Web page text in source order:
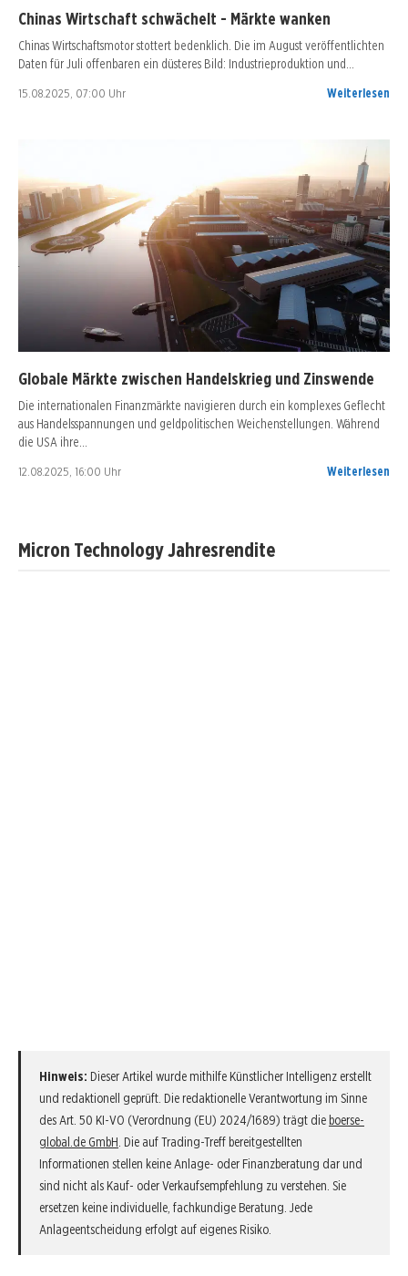
Chinas Wirtschaft schwächelt - Märkte wanken
Chinas Wirtschaftsmotor stottert bedenklich. Die im August veröffentlichten
Daten für Juli offenbaren ein düsteres Bild: Industrieproduktion und…
15.08.2025, 07:00 Uhr Weiterlesen
Globale Märkte zwischen Handelskrieg und Zinswende
Die internationalen Finanzmärkte navigieren durch ein komplexes Geflecht
aus Handelsspannungen und geldpolitischen Weichenstellungen. Während
die USA ihre…
12.08.2025, 16:00 Uhr Weiterlesen
Micron Technology Jahresrendite
Hinweis: Dieser Artikel wurde mithilfe Künstlicher Intelligenz erstellt
und redaktionell geprüft. Die redaktionelle Verantwortung im Sinne
des Art. 50 KI-VO (Verordnung (EU) 2024/1689) trägt die boerse-
global.de GmbH . Die auf Trading-Treff bereitgestellten
Informationen stellen keine Anlage- oder Finanzberatung dar und
sind nicht als Kauf- oder Verkaufsempfehlung zu verstehen. Sie
ersetzen keine individuelle, fachkundige Beratung. Jede
Anlageentscheidung erfolgt auf eigenes Risiko.